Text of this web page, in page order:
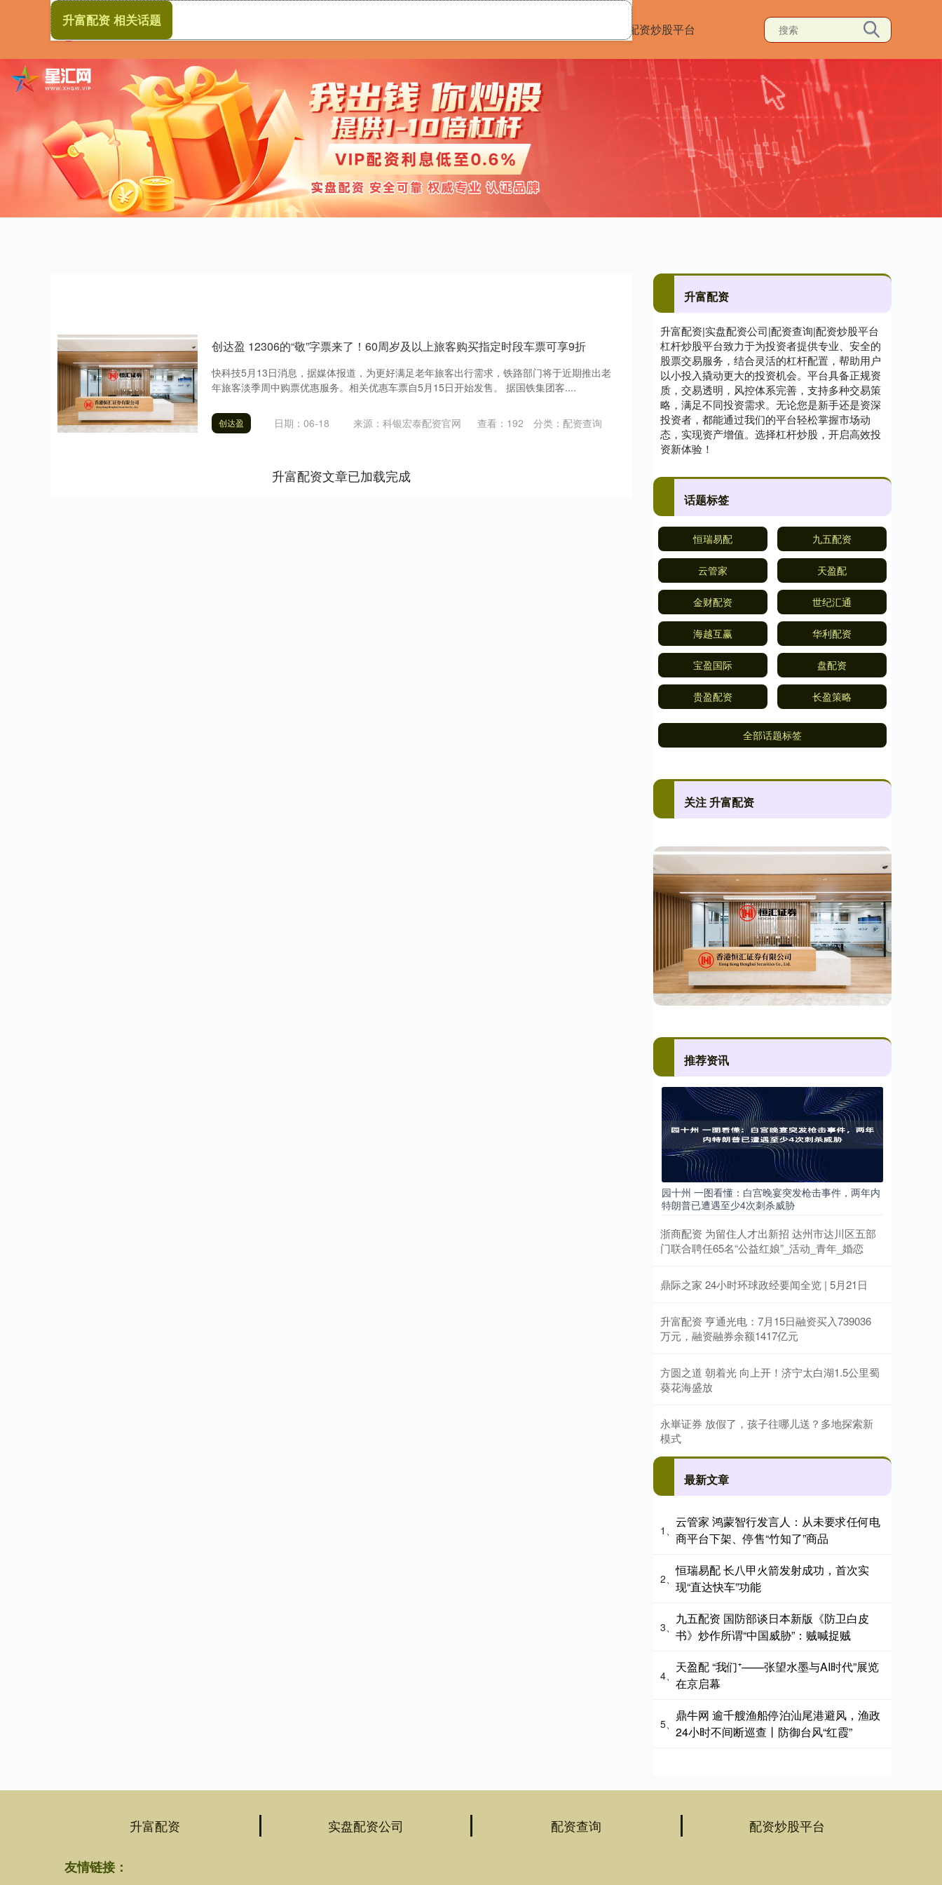
配资炒股平台
升富配资 相关话题
创达盈 12306的“敬”字票来了！60周岁及以上旅客购买指定时段车票可享9折
快科技5月13日消息，据媒体报道，为更好满足老年旅客出行需求，铁路部门将于近期推出老
年旅客淡季周中购票优惠服务。相关优惠车票自5月15日开始发售。 据国铁集团客....
创达盈 日期：06-18 来源：科银宏泰配资官网 查看： 192 分类： 配资查询
升富配资文章已加载完成
升富配资
升富配资|实盘配资公司|配资查询|配资炒股平台
杠杆炒股平台致力于为投资者提供专业、安全的
股票交易服务，结合灵活的杠杆配置，帮助用户
以小投入撬动更大的投资机会。平台具备正规资
质，交易透明，风控体系完善，支持多种交易策
略，满足不同投资需求。无论您是新手还是资深
投资者，都能通过我们的平台轻松掌握市场动
态，实现资产增值。选择杠杆炒股，开启高效投
资新体验！
话题标签
恒瑞易配 九五配资
云管家 天盈配
金财配资 世纪汇通
海越互赢 华利配资
宝盈国际 盘配资
贵盈配资 长盈策略
全部话题标签
关注 升富配资
推荐资讯
园十州 一图看懂：白宫晚宴突发枪击事件，两年内
特朗普已遭遇至少4次刺杀威胁
浙商配资 为留住人才出新招 达州市达川区五部
门联合聘任65名“公益红娘”_活动_青年_婚恋
鼎际之家 24小时环球政经要闻全览 | 5月21日
升富配资 亨通光电：7月15日融资买入739036
万元，融资融券余额1417亿元
方圆之道 朝着光 向上开！济宁太白湖1.5公里蜀
葵花海盛放
永崋证券 放假了，孩子往哪儿送？多地探索新
模式
最新文章
1、
云管家 鸿蒙智行发言人：从未要求任何电
商平台下架、停售“竹知了”商品
2、
恒瑞易配 长八甲火箭发射成功，首次实
现“直达快车”功能
3、
九五配资 国防部谈日本新版《防卫白皮
书》炒作所谓“中国威胁”：贼喊捉贼
4、
天盈配 “我们⁺——张望水墨与AI时代”展览
在京启幕
5、
鼎牛网 逾千艘渔船停泊汕尾港避风，渔政
24小时不间断巡查丨防御台风“红霞”
升富配资 实盘配资公司 配资查询 配资炒股平台
友情链接：